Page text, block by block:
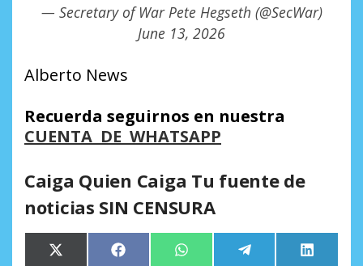
— Secretary of War Pete Hegseth (@SecWar)
June 13, 2026
Alberto News
Recuerda seguirnos en nuestra
CUENTA DE WHATSAPP
Caiga Quien Caiga Tu fuente de
noticias SIN CENSURA
Compartir
X Compartir
Facebook Compartir
WhatsApp Compartir
Telegram LinkedIn